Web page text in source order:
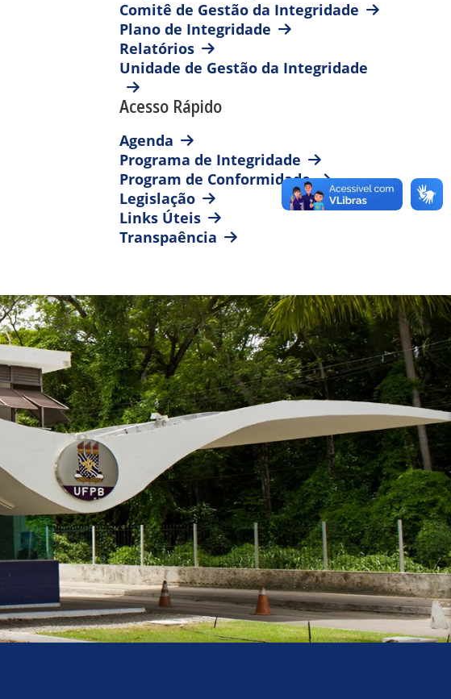
Comitê de Gestão da Integridade
Plano de Integridade
Relatórios
Unidade de Gestão da Integridade
Acesso Rápido
Agenda
Programa de Integridade
Program de Conformidade
Legislação
Links Úteis
Transpaência